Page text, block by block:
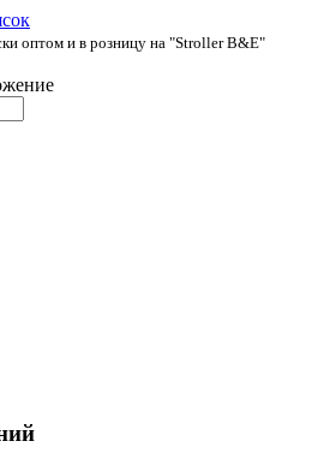
оптом и в розницу на "Stroller B&E"